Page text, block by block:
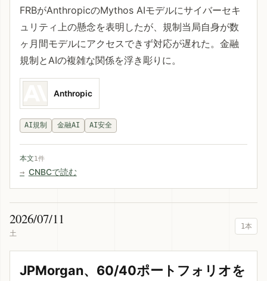
FRBがAnthropicのMythos AIモデルにサイバーセキ
ュリティ上の懸念を表明したが、規制当局自身が数
ヶ月間モデルにアクセスできず対応が遅れた。金融
規制とAIの複雑な関係を浮き彫りに。
Anthropic
AI規制 金融AI AI安全
本文1件
CNBCで読む
2026/07/11
土
1本
JPMorgan、60/40ポートフォリオを